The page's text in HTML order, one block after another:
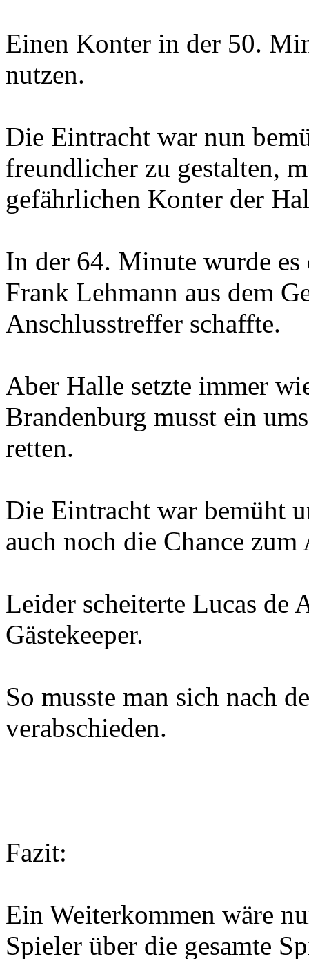
Einen Konter in der 50.
nutzen.
Die Eintracht war nun
freundlicher zu gestalten,
gefährlichen Konter der
In der 64. Minute wurde es
Frank Lehmann aus dem
Anschlusstreffer schaffte.
Aber Halle setzte immer
Brandenburg musst ein
retten.
Die Eintracht war bemüht
auch noch die Chance zum
Leider scheiterte Lucas de
Gästekeeper.
So musste man sich nach
verabschieden.
Fazit:
Ein Weiterkommen wäre
Spieler über die gesamte